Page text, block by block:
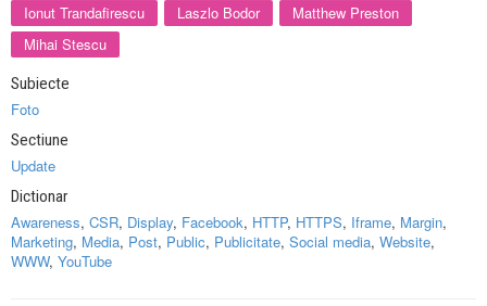
Ionut Trandafirescu
Laszlo Bodor
Matthew Preston
Mihai Stescu
Subiecte
Foto
Sectiune
Update
Dictionar
Awareness, CSR, Display, Facebook, HTTP, HTTPS, Iframe, Margin,
Marketing, Media, Post, Public, Publicitate, Social media, Website,
WWW, YouTube